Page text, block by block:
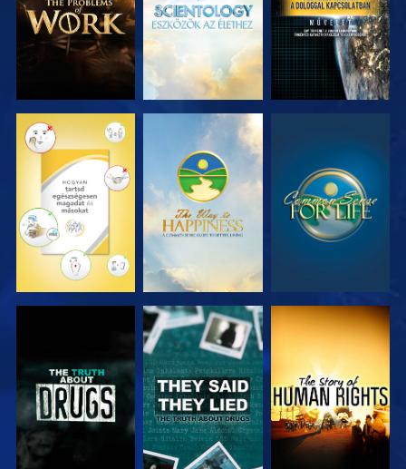
MŰSORNÉZÉS MŰSORNÉZÉS MŰSORNÉZÉS
MŰSORNÉZÉS MŰSORNÉZÉS MŰSORNÉZÉS